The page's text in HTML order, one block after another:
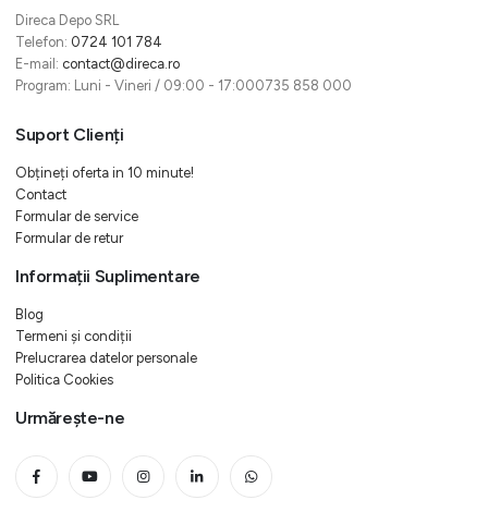
Direca Depo SRL
Telefon: 0724 101 784
E-mail: contact@direca.ro
Program: Luni - Vineri / 09:00 - 17:000735 858 000
Suport Clienți
Obțineți oferta in 10 minute!
Contact
Formular de service
Formular de retur
Informații Suplimentare
Blog
Termeni și condiții
Prelucrarea datelor personale
Politica Cookies
Urmărește-ne